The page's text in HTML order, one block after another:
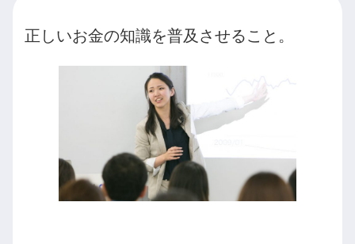
正しいお金の知識を普及させること。